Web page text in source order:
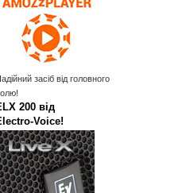
засіб від головного
200 від